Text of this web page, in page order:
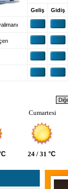
Geliş Gidiş
Cumartesi
24 / 31 °C